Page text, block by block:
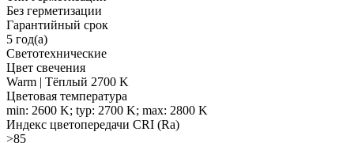
Без герметизации
Гарантийный срок
5 год(а)
Светотехнические
Цвет свечения
Warm | Тёплый 2700 K
Цветовая температура
min: 2600 K; typ: 2700 K; max: 2800 K
Индекс цветопередачи CRI (Ra)
>85